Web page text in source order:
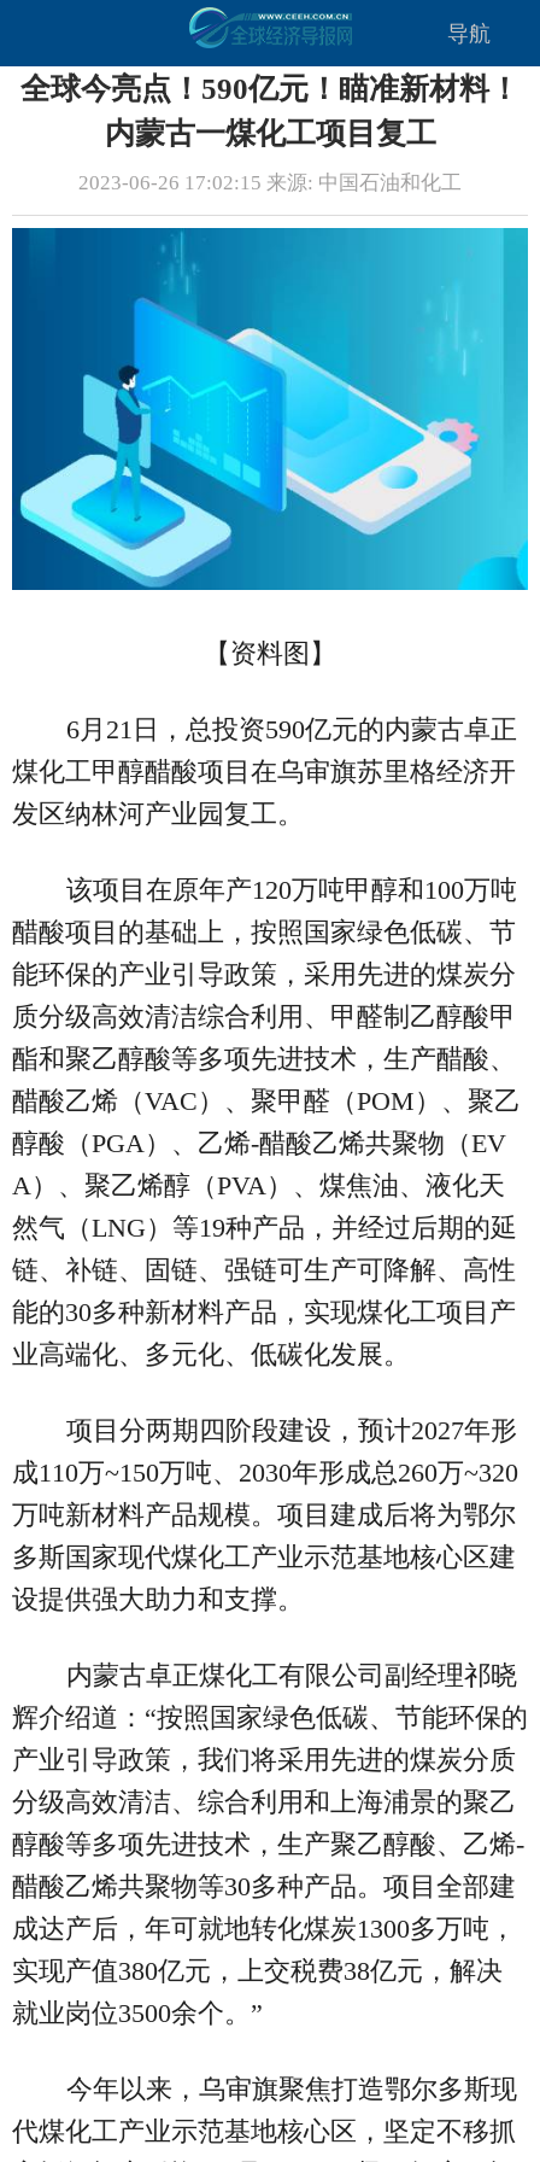
导航
全球今亮点！590亿元！瞄准新材料！
内蒙古一煤化工项目复工
2023-06-26 17:02:15 来源: 中国石油和化工
【资料图】
6月21日，总投资590亿元的内蒙古卓正
煤化工甲醇醋酸项目在乌审旗苏里格经济开
发区纳林河产业园复工。
该项目在原年产120万吨甲醇和100万吨
醋酸项目的基础上，按照国家绿色低碳、节
能环保的产业引导政策，采用先进的煤炭分
质分级高效清洁综合利用、甲醛制乙醇酸甲
酯和聚乙醇酸等多项先进技术，生产醋酸、
醋酸乙烯（VAC）、聚甲醛（POM）、聚乙
醇酸（PGA）、乙烯-醋酸乙烯共聚物（EV
A）、聚乙烯醇（PVA）、煤焦油、液化天
然气（LNG）等19种产品，并经过后期的延
链、补链、固链、强链可生产可降解、高性
能的30多种新材料产品，实现煤化工项目产
业高端化、多元化、低碳化发展。
项目分两期四阶段建设，预计2027年形
成110万~150万吨、2030年形成总260万~320
万吨新材料产品规模。项目建成后将为鄂尔
多斯国家现代煤化工产业示范基地核心区建
设提供强大助力和支撑。
内蒙古卓正煤化工有限公司副经理祁晓
辉介绍道：“按照国家绿色低碳、节能环保的
产业引导政策，我们将采用先进的煤炭分质
分级高效清洁、综合利用和上海浦景的聚乙
醇酸等多项先进技术，生产聚乙醇酸、乙烯-
醋酸乙烯共聚物等30多种产品。项目全部建
成达产后，年可就地转化煤炭1300多万吨，
实现产值380亿元，上交税费38亿元，解决
就业岗位3500余个。”
今年以来，乌审旗聚焦打造鄂尔多斯现
代煤化工产业示范基地核心区，坚定不移抓